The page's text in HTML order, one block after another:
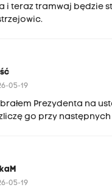
i teraz tramwaj będzie
05-19
Prezydenta na
go przy
05-19